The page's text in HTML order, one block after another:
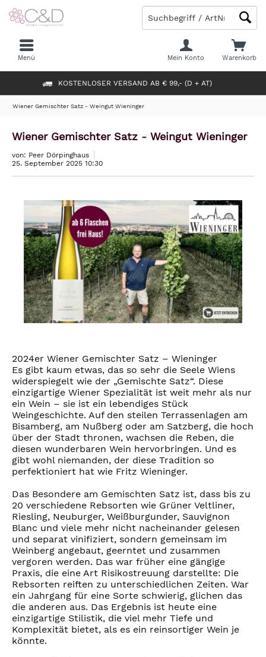
KOSTENLOSER VERSAND AB € 99,- (D + AT)
Warenkorb
Mein Konto
Menü
Wiener Gemischter Satz - Weingut Wieninger
Wiener Gemischter Satz - Weingut Wieninger
von: Peer Dörpinghaus
25. September 2025 10:30
2024er Wiener Gemischter Satz – Wieninger
Es gibt kaum etwas, das so sehr die Seele Wiens
widerspiegelt wie der „Gemischte Satz“. Diese
einzigartige Wiener Spezialität ist weit mehr als nur
ein Wein – sie ist ein lebendiges Stück
Weingeschichte. Auf den steilen Terrassenlagen am
Bisamberg, am Nußberg oder am Satzberg, die hoch
über der Stadt thronen, wachsen die Reben, die
diesen wunderbaren Wein hervorbringen. Und es
gibt wohl niemanden, der diese Tradition so
perfektioniert hat wie Fritz Wieninger.
Das Besondere am Gemischten Satz ist, dass bis zu
20 verschiedene Rebsorten wie Grüner Veltliner,
Riesling, Neuburger, Weißburgunder, Sauvignon
Blanc und viele mehr nicht nacheinander gelesen
und separat vinifiziert, sondern gemeinsam im
Weinberg angebaut, geerntet und zusammen
vergoren werden. Das war früher eine gängige
Praxis, die eine Art Risikostreuung darstellte: Die
Rebsorten reiften zu unterschiedlichen Zeiten. War
ein Jahrgang für eine Sorte schwierig, glichen das
die anderen aus. Das Ergebnis ist heute eine
einzigartige Stilistik, die viel mehr Tiefe und
Komplexität bietet, als es ein reinsortiger Wein je
könnte.